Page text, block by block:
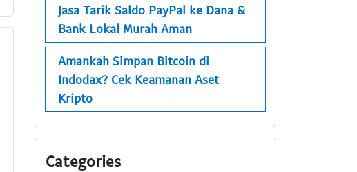
Jasa Tarik Saldo PayPal ke Dana &
Bank Lokal Murah Aman
Amankah Simpan Bitcoin di
Indodax? Cek Keamanan Aset
Kripto
Categories